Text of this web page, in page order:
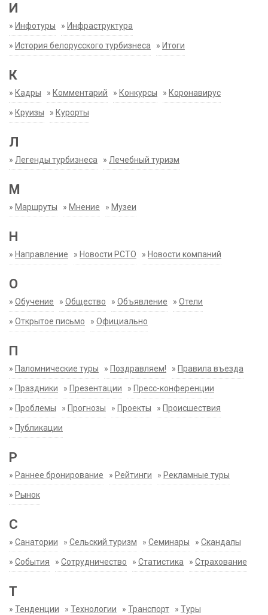
И
» Инфотуры » Инфраструктура
» История белорусского турбизнеса » Итоги
К
» Кадры » Комментарий » Конкурсы » Коронавирус
» Круизы » Курорты
Л
» Легенды турбизнеса » Лечебный туризм
М
» Маршруты » Мнение » Музеи
Н
» Направление » Новости РСТО » Новости компаний
О
» Обучение » Общество » Объявление » Отели
» Открытое письмо » Официально
П
» Паломнические туры » Поздравляем! » Правила въезда
» Праздники » Презентации » Пресс-конференции
» Проблемы » Прогнозы » Проекты » Происшествия
» Публикации
Р
» Раннее бронирование » Рейтинги » Рекламные туры
» Рынок
С
» Санатории » Сельский туризм » Семинары » Скандалы
» События » Сотрудничество » Статистика » Страхование
Т
» Тенденции » Технологии » Транспорт » Туры